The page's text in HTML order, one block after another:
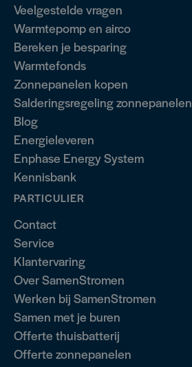
Veelgestelde vragen
Warmtepomp en airco
Bereken je besparing
Warmtefonds
Zonnepanelen kopen
Salderingsregeling zonnepanelen
Blog
Energieleveren
Enphase Energy System
Kennisbank
PARTICULIER
Contact
Service
Klantervaring
Over SamenStromen
Werken bij SamenStromen
Samen met je buren
Offerte thuisbatterij
Offerte zonnepanelen